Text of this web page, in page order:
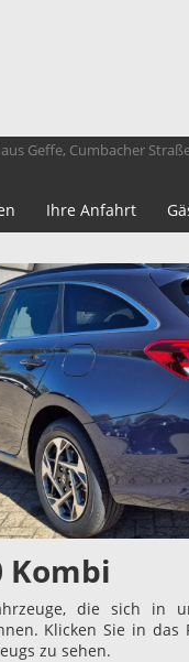
Geffe, Cumbacher
Ihre Anfahrt
Kombi
die sich in
Klicken Sie in das
zu sehen.